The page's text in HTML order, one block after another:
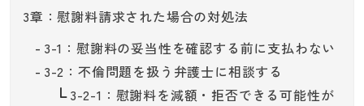
3章：慰謝料請求された場合の対処法
3-1：慰謝料の妥当性を確認する前に支払わない
3-2：不倫問題を扱う弁護士に相談する
3-2-1：慰謝料を減額・拒否できる可能性が